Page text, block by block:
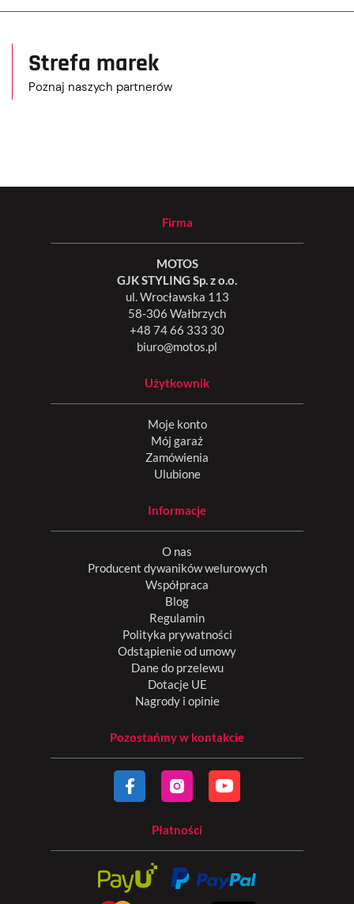
Strefa marek
Poznaj naszych partnerów
Firma
MOTOS
GJK STYLING Sp. z o.o.
ul. Wrocławska 113
58-306 Wałbrzych
+48 74 66 333 30
biuro@motos.pl
Użytkownik
Moje konto
Mój garaż
Zamówienia
Ulubione
Informacje
O nas
Producent dywaników welurowych
Współpraca
Blog
Regulamin
Polityka prywatności
Odstąpienie od umowy
Dane do przelewu
Dotacje UE
Nagrody i opinie
Pozostańmy w kontakcie
Płatności